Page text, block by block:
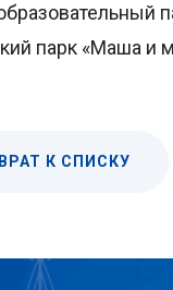
парк «Маша и
К СПИСКУ